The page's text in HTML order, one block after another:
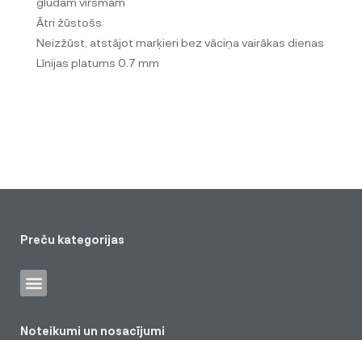
Ātri žūstošs
Neizžūst, atstājot marķieri bez vāciņa vairākas dienas
Līnijas platums 0.7 mm
Preču kategorijas
Noteikumi un nosacījumi